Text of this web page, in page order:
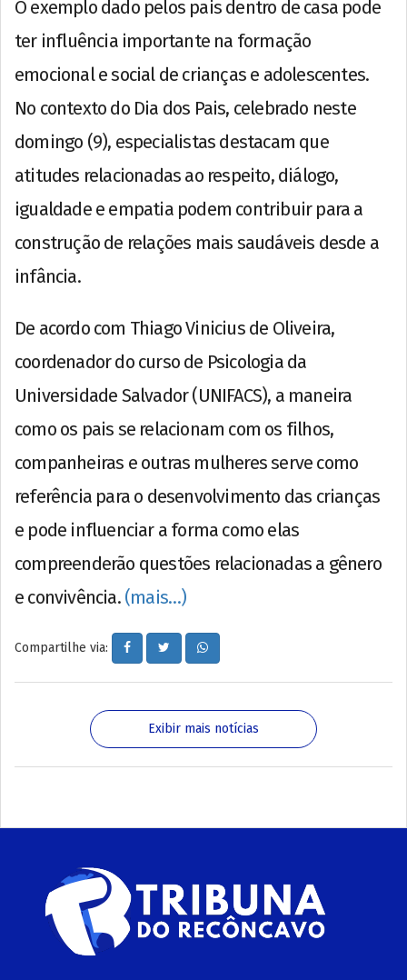
O exemplo dado pelos pais dentro de casa pode
ter influência importante na formação
emocional e social de crianças e adolescentes.
No contexto do Dia dos Pais, celebrado neste
domingo (9), especialistas destacam que
atitudes relacionadas ao respeito, diálogo,
igualdade e empatia podem contribuir para a
construção de relações mais saudáveis desde a
infância.
De acordo com Thiago Vinicius de Oliveira,
coordenador do curso de Psicologia da
Universidade Salvador (UNIFACS), a maneira
como os pais se relacionam com os filhos,
companheiras e outras mulheres serve como
referência para o desenvolvimento das crianças
e pode influenciar a forma como elas
compreenderão questões relacionadas a gênero
e convivência. (mais…)
Compartilhe via:
Exibir mais notícias